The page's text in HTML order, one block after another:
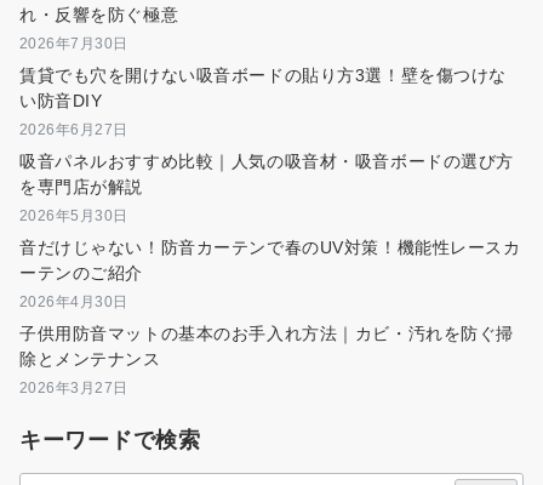
れ・反響を防ぐ極意
2026年7月30日
賃貸でも穴を開けない吸音ボードの貼り方3選！壁を傷つけな
い防音DIY
2026年6月27日
吸音パネルおすすめ比較｜人気の吸音材・吸音ボードの選び方
を専門店が解説
2026年5月30日
音だけじゃない！防音カーテンで春のUV対策！機能性レースカ
ーテンのご紹介
2026年4月30日
子供用防音マットの基本のお手入れ方法｜カビ・汚れを防ぐ掃
除とメンテナンス
2026年3月27日
キーワードで検索